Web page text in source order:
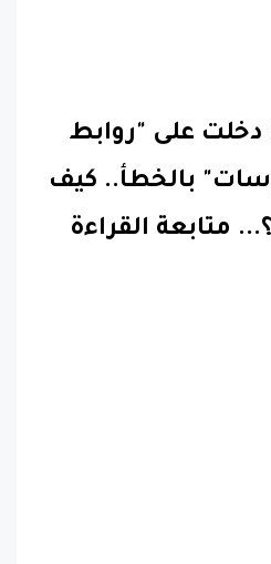
دخلت على "روابط
بالخطأ.. كيف
.. متابعة القراءة